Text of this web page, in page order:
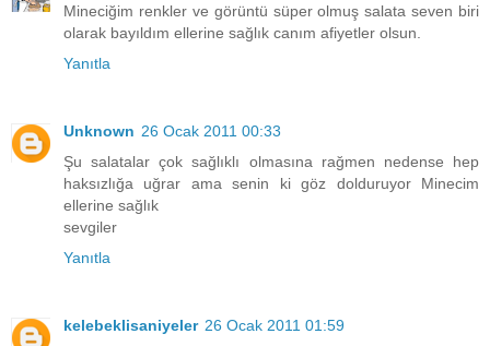
Mineciğim renkler ve görüntü süper olmuş salata seven biri
olarak bayıldım ellerine sağlık canım afiyetler olsun.
Yanıtla
Unknown 26 Ocak 2011 00:33
Şu salatalar çok sağlıklı olmasına rağmen nedense hep
haksızlığa uğrar ama senin ki göz dolduruyor Minecim
ellerine sağlık
sevgiler
Yanıtla
kelebeklisaniyeler 26 Ocak 2011 01:59